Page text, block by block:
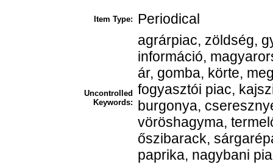
Item Type: Periodical
Uncontrolled
Keywords:
agrárpiac, zöldség,
információ,
ár, gomba, körte,
fogyasztói piac,
burgonya,
vöröshagyma,
őszibarack,
paprika, nagybani